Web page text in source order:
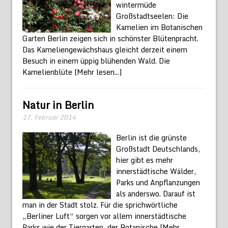
wintermüde
Großstadtseelen: Die
Kamelien im Botanischen
Garten Berlin zeigen sich in schönster Blütenpracht.
Das Kameliengewächshaus gleicht derzeit einem
Besuch in einem üppig blühenden Wald. Die
Kamelienblüte [Mehr lesen...]
Natur in Berlin
17. Februar 2014
Berlin ist die grünste
Großstadt Deutschlands,
hier gibt es mehr
innerstädtische Wälder,
Parks und Anpflanzungen
als anderswo. Darauf ist
man in der Stadt stolz. Für die sprichwörtliche
„Berliner Luft“ sorgen vor allem innerstädtische